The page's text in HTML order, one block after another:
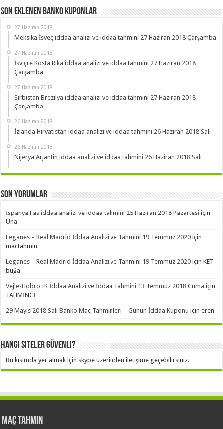
Son Eklenen Banko Kuponlar
27 Haziran 2018
Meksika İsveç iddaa analizi ve iddaa tahmini 27 Haziran 2018 Çarşamba
27 Haziran 2018
İsviçre Kosta Rika iddaa analizi ve iddaa tahmini 27 Haziran 2018
Çarşamba
27 Haziran 2018
Sırbistan Brezilya iddaa analizi ve iddaa tahmini 27 Haziran 2018
Çarşamba
26 Haziran 2018
İzlanda Hırvatistan iddaa analizi ve iddaa tahmini 26 Haziran 2018 Salı
26 Haziran 2018
Nijerya Arjantin iddaa analizi ve iddaa tahmini 26 Haziran 2018 Salı
Son Yorumlar
İspanya Fas iddaa analizi ve iddaa tahmini 25 Haziran 2018 Pazartesi için
Una
Leganes – Real Madrid İddaa Analizi ve Tahmini 19 Temmuz 2020 için
mactahmin
Leganes – Real Madrid İddaa Analizi ve Tahmini 19 Temmuz 2020 içinKET
buğa
Vejle-Hobro IK İddaa Analizi ve İddaa Tahmini 13 Temmuz 2018 Cuma için
TAHMİNCİ
29 Mayıs 2018 Salı Banko Maç Tahminleri – Günün İddaa Kuponu içineren
Hangi Siteler Güvenli?
Bu kısımda yer almak için skype üzerinden iletişime geçebilirsiniz.
Maç Tahmin